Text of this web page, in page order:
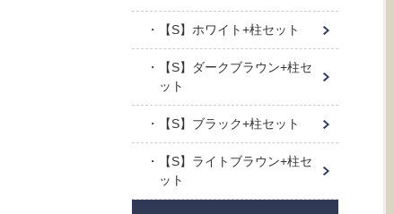
【S】ホワイト+柱セット
【S】ダークブラウン+柱セ
ット
【S】ブラック+柱セット
【S】ライトブラウン+柱セ
ット